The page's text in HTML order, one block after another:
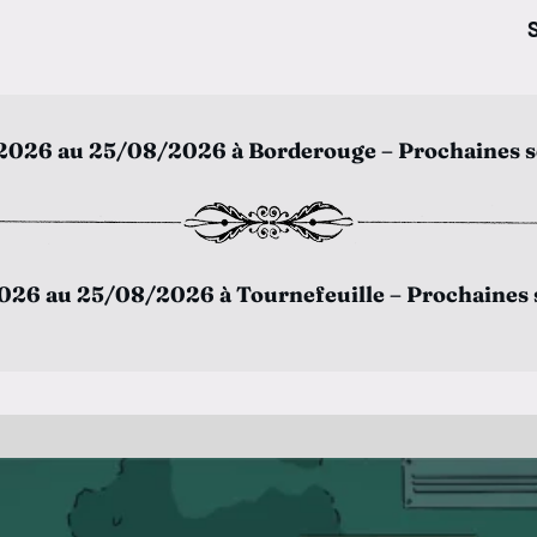
Dimanche 09 août
20:45
Mardi 25 août
au 25/08/2026 à Borderouge – Prochaines
Mardi 25 août
20:50
au 25/08/2026 à Tournefeuille – Prochaines